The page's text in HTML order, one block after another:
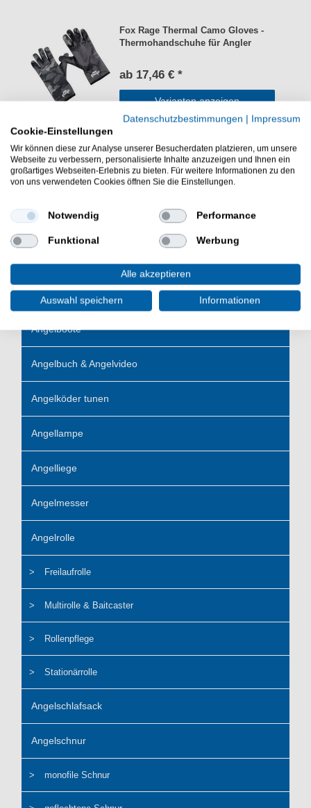
Fox Rage Thermal Camo Gloves -
Thermohandschuhe für Angler
ab 17,46 € *
Varianten anzeigen
Raubfische
Neuheiten Raubfischshop
Angelboote
Angelbuch & Angelvideo
Angelköder tunen
Angellampe
Angelliege
Angelmesser
Angelrolle
Freilaufrolle
Multirolle & Baitcaster
Rollenpflege
Stationärrolle
Angelschlafsack
Angelschnur
monofile Schnur
Datenschutzbestimmungen | Impressum
Cookie-Einstellungen
Wir können diese zur Analyse unserer Besucherdaten platzieren, um unsere
Webseite zu verbessern, personalisierte Inhalte anzuzeigen und Ihnen ein
großartiges Webseiten-Erlebnis zu bieten. Für weitere Informationen zu den
von uns verwendeten Cookies öffnen Sie die Einstellungen.
Notwendig Performance
Funktional Werbung
Alle akzeptieren
Auswahl speichern Informationen